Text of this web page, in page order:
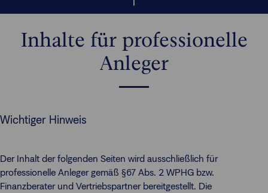
Inhalte für professionelle
Anleger
Wichtiger Hinweis
Der Inhalt der folgenden Seiten wird ausschließlich für
professionelle Anleger gemäß §67 Abs. 2 WPHG bzw.
Finanzberater und Vertriebspartner bereitgestellt. Die